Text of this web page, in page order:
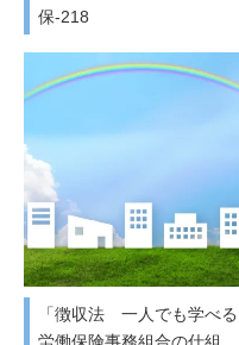
保-218
「徴収法 一人でも学べる